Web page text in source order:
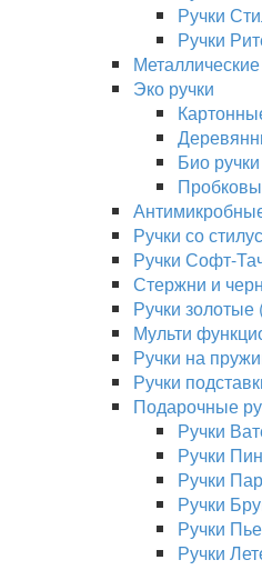
Ручки
Ручки
Эко ручки
Био
Ручки со
Ручки Софт-
Стержни и
Ручки золотые
Мульти
Ручки на
Ручки
Подарочные
Ручки
Ручки
Ручки
Ручки
Ручки
Ручки